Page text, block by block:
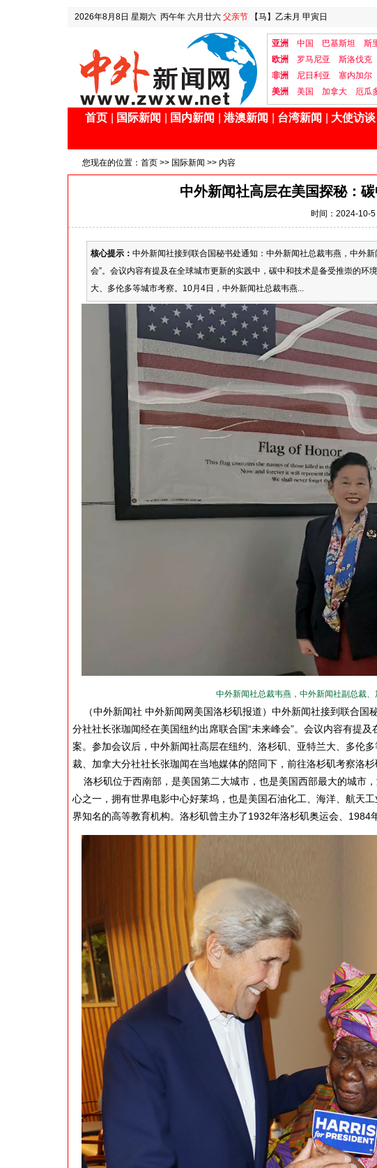
2026年8月8日 星期六 丙午年 六月廿六 父亲节 【马】乙未月 甲寅日
亚洲 中国 巴基斯坦 斯
欧洲
罗马尼亚 斯洛伐克
非洲
尼日利亚 塞内加尔
美洲
美国 加拿大 厄瓜
首页 国际新闻 国内新闻 港澳新闻 台湾新闻 大使访谈
您现在的位置： 首页 >> 国际新闻 >> 内容
中外新闻社高层在美国探秘：
时间：2024-10-
核心提示： 中外新闻社接到联合国秘书处通知：中外新闻社总裁韦燕，中外
会”。会议内容有提及在全球城市更新的实践中，碳中和技术是备受推崇的
大、多伦多等城市考察。10月4日，中外新闻社总裁韦燕...
中外新闻社总裁韦燕，中外新闻社副总裁
（中外新闻社 中外新闻网美国洛杉矶报道）中外新闻社接到联合国
分社社长张珈闻经在美国纽约出席联合国“未来峰会”。会议内容有提
案。参加会议后，中外新闻社高层在纽约、洛杉矶、亚特兰大、多伦
裁、加拿大分社社长张珈闻在当地媒体的陪同下，前往洛杉矶考察洛
洛杉矶位于西南部，是美国第二大城市，也是美国西部最大的城市
心之一，拥有世界电影中心好莱坞，也是美国石油化工、海洋、航天
界知名的高等教育机构。洛杉矶曾主办了1932年洛杉矶奥运会、1984